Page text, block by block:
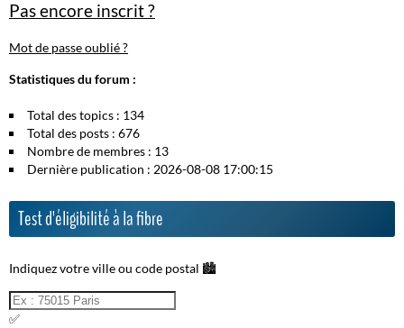
Pas encore inscrit ?
Mot de passe oublié ?
Statistiques du forum :
Total des topics : 134
Total des posts : 676
Nombre de membres : 13
Dernière publication : 2026-08-08 17:00:15
Test d'éligibilité à la fibre
Indiquez votre ville ou code postal 🏙️
✅